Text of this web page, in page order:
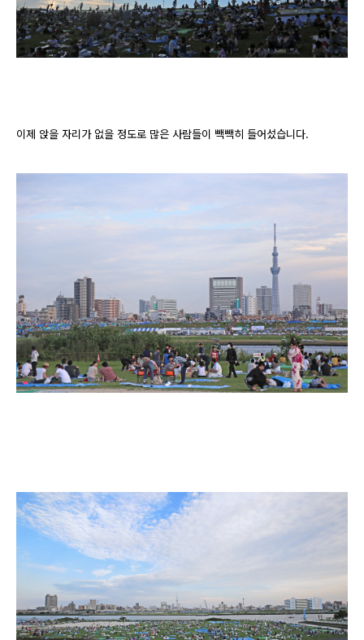
이제 앉을 자리가 없을 정도로 많은 사람들이 빽빽히 들어섰습니다.